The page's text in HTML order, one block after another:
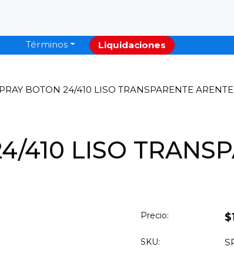
Términos Liquidaciones
BOTON 24/410 LISO TRANSPARENTE ARENTE
410 LISO
Precio:
SKU: